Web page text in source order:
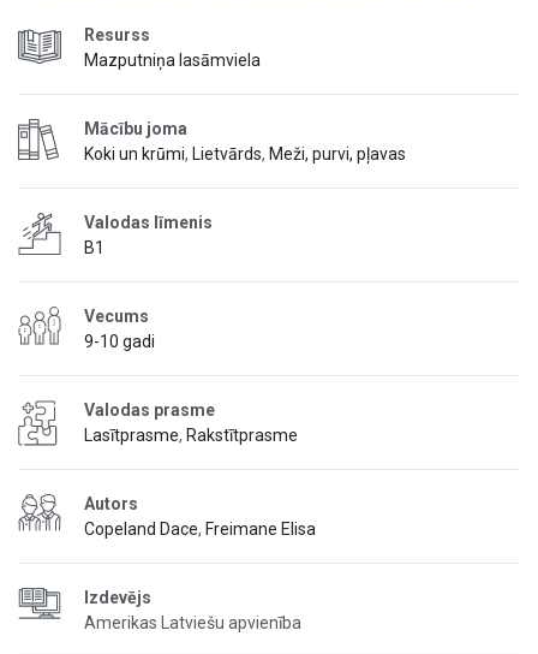
Resurss
Mazputniņa lasāmviela
Mācību joma
Koki un krūmi, Lietvārds, Meži, purvi, pļavas
Valodas līmenis
B1
Vecums
9-10 gadi
Valodas prasme
Lasītprasme, Rakstītprasme
Autors
Copeland Dace, Freimane Elisa
Izdevējs
Amerikas Latviešu apvienība